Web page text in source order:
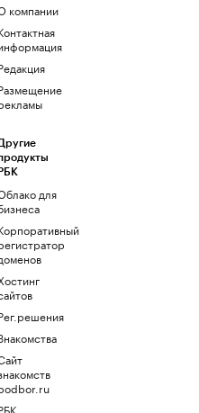
компании
РБК
для